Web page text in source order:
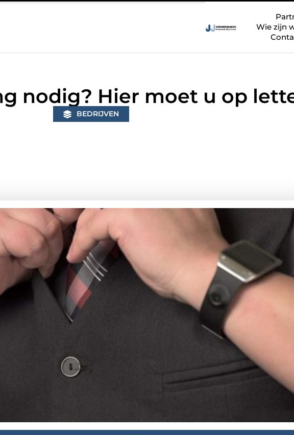
Controleer of je sloten nog voldoen aan de huidig
Wie zijn
nodig? Hier moet u op
BEDRIJVEN